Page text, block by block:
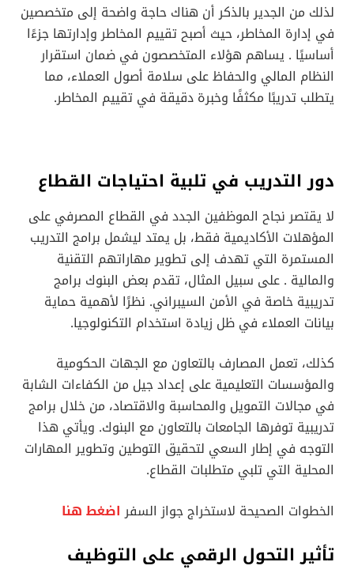
لذلك من الجدير بالذكر أن هناك حاجة واضحة إلى متخصصين
في إدارة المخاطر، حيث أصبح تقييم المخاطر وإدارتها جزءًا
أساسيًا . يساهم هؤلاء المتخصصون في ضمان استقرار
النظام المالي والحفاظ على سلامة أصول العملاء، مما
يتطلب تدريبًا مكثفًا وخبرة دقيقة في تقييم المخاطر.
دور التدريب في تلبية احتياجات القطاع
لا يقتصر نجاح الموظفين الجدد في القطاع المصرفي على
المؤهلات الأكاديمية فقط، بل يمتد ليشمل برامج التدريب
المستمرة التي تهدف إلى تطوير مهاراتهم التقنية
والمالية . على سبيل المثال، تقدم بعض البنوك برامج
تدريبية خاصة في الأمن السيبراني. نظرًا لأهمية حماية
بيانات العملاء في ظل زيادة استخدام التكنولوجيا.
كذلك، تعمل المصارف بالتعاون مع الجهات الحكومية
والمؤسسات التعليمية على إعداد جيل من الكفاءات الشابة
في مجالات التمويل والمحاسبة والاقتصاد، من خلال برامج
تدريبية توفرها الجامعات بالتعاون مع البنوك. ويأتي هذا
التوجه في إطار السعي لتحقيق التوطين وتطوير المهارات
المحلية التي تلبي متطلبات القطاع.
الخطوات الصحيحة لاستخراج جواز السفر اضغط هنا
تأثير التحول الرقمي على التوظيف